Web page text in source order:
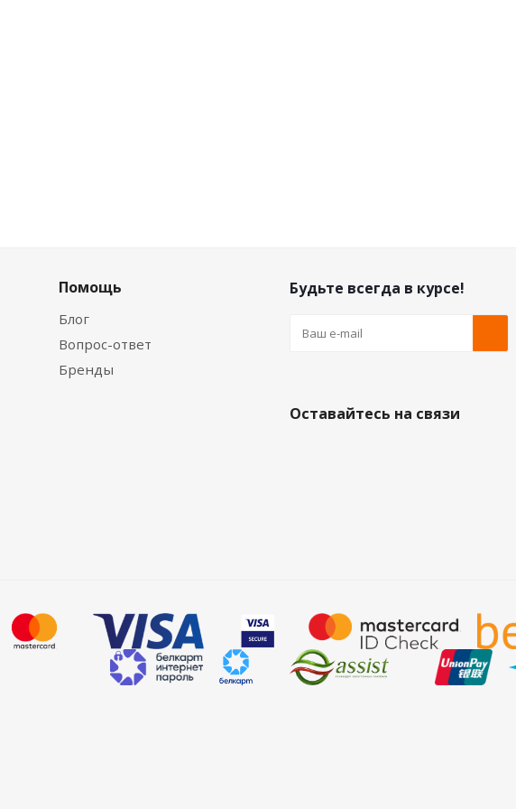
Помощь
Блог
Вопрос-ответ
Бренды
Будьте всегда в курсе!
Оставайтесь на связи